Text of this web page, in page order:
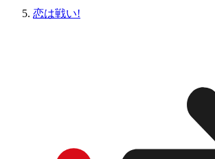
恋は戦い!